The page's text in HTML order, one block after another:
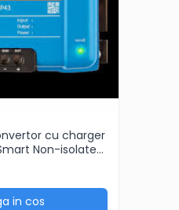
cu charger
Non-isolated
in cos